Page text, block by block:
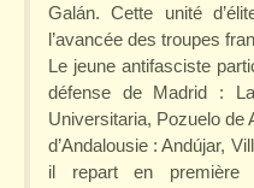
Galán. Cette unité
l’avancée des troupes
Le jeune antifasciste
défense de Madrid :
Universitaria, Pozuelo de
d’Andalousie : Andújar,
il repart en première